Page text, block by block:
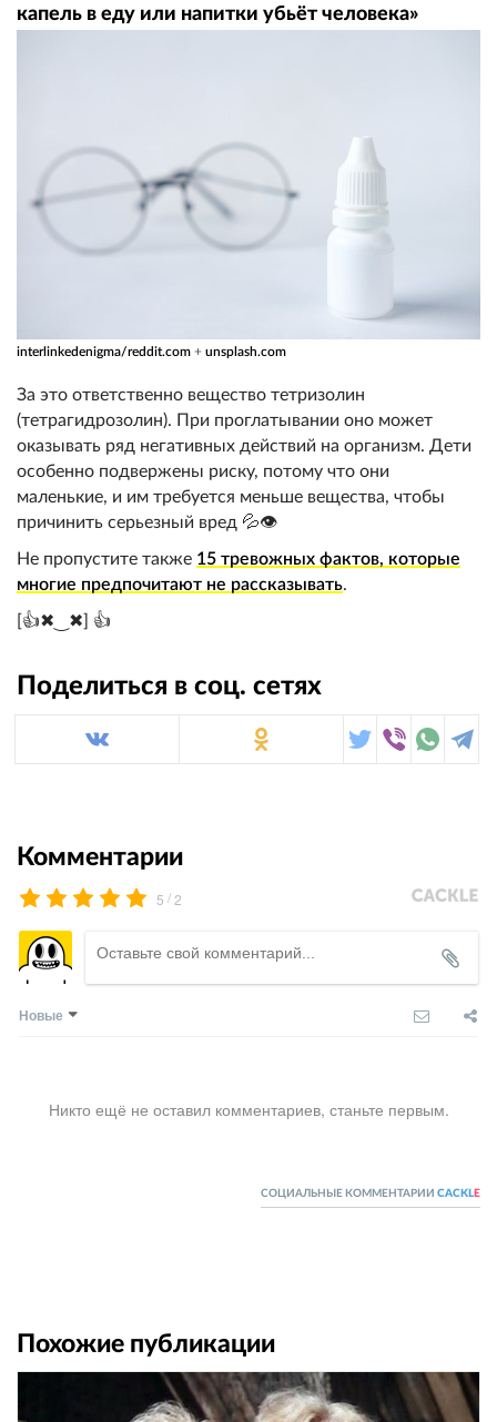
капель в еду или напитки убьёт человека»
interlinkedenigma/reddit.com + unsplash.com
За это ответственно вещество тетризолин
(тетрагидрозолин). При проглатывании оно может
оказывать ряд негативных действий на организм. Дети
особенно подвержены риску, потому что они
маленькие, и им требуется меньше вещества, чтобы
причинить серьезный вред 💦👁️
Не пропустите также 15 тревожных фактов, которые
многие предпочитают не рассказывать.
[👍✖‿✖] 👍
Поделиться в соц. сетях
Комментарии
5 /2
Новые
Никто ещё не оставил комментариев, станьте первым.
СОЦИАЛЬНЫЕ КОММЕНТАРИИ CACKL E
Похожие публикации